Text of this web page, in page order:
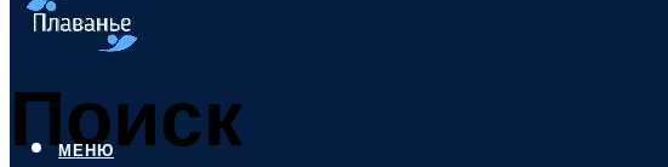
Поиск
МЕНЮ